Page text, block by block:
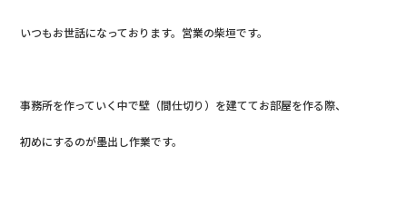
いつもお世話になっております。営業の柴垣です。
事務所を作っていく中で壁（間仕切り）を建ててお部屋を作る際、
初めにするのが墨出し作業です。